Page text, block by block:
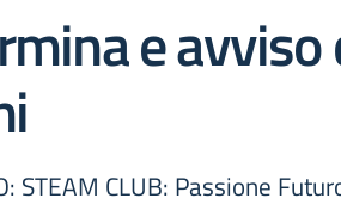
e
STEAM CLUB: Passione